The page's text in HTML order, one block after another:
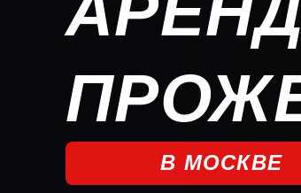
В МОСКВЕ